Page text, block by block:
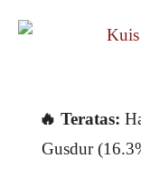
🔥 Teratas:
Gusdur